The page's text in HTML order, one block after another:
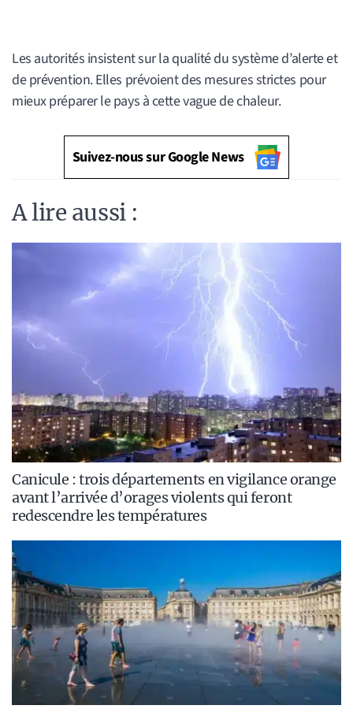
Les autorités insistent sur la qualité du système d’alerte et
de prévention. Elles prévoient des mesures strictes pour
mieux préparer le pays à cette vague de chaleur.
Suivez-nous sur Google News
A lire aussi :
Canicule : trois départements en vigilance orange
avant l’arrivée d’orages violents qui feront
redescendre les températures